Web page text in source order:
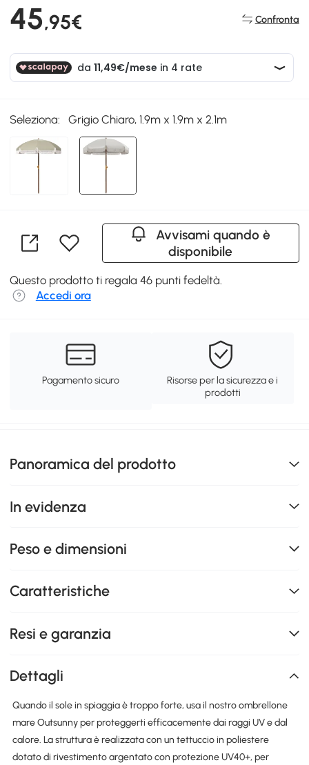
45,95€ Confronta
Seleziona: Grigio Chiaro, 1.9m x 1.9m x 2.1m
Avvisami quando è
disponibile
Questo prodotto ti regala 46 punti fedeltà.
Accedi ora
Pagamento sicuro
Risorse per la sicurezza e i
prodotti
Panoramica del prodotto
In evidenza
Peso e dimensioni
Caratteristiche
Resi e garanzia
Dettagli
Quando il sole in spiaggia è troppo forte, usa il nostro ombrellone
mare Outsunny per proteggerti efficacemente dai raggi UV e dal
calore. La struttura è realizzata con un tettuccio in poliestere
dotato di rivestimento argentato con protezione UV40+, per